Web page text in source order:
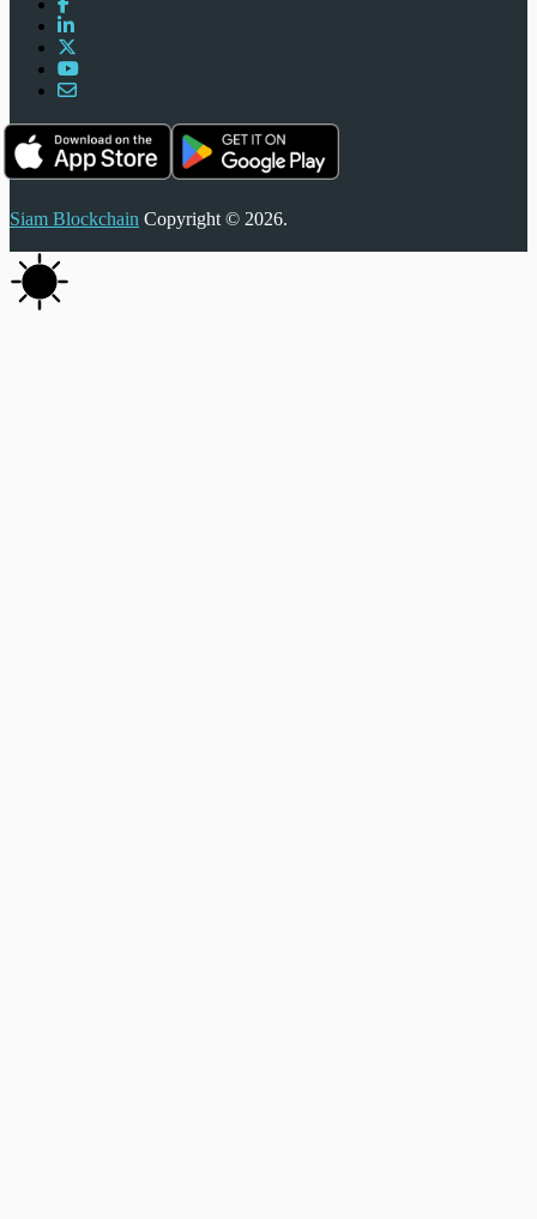
Siam Blockchain Copyright © 2026.